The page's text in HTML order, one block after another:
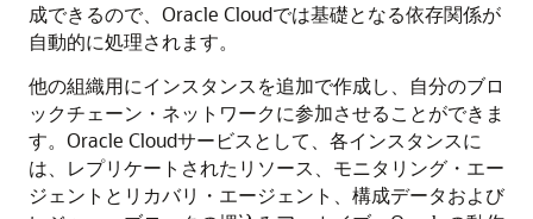
成できるので、Oracle Cloudでは基礎となる依存関係が
自動的に処理されます。
他の組織用にインスタンスを追加で作成し、自分のブロ
ックチェーン・ネットワークに参加させることができま
す。Oracle Cloudサービスとして、各インスタンスに
は、レプリケートされたリソース、モニタリング・エー
ジェントとリカバリ・エージェント、構成データおよび